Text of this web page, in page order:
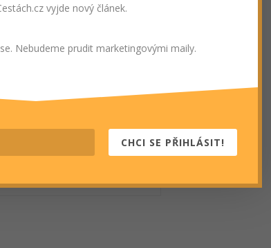
naše autory za jejich práci
zažít, vyfotit, ochutnat, spatřit
vyjde nový článek.
Nebudeme prudit marketingovými maily.
CHCI SE PŘIHLÁSIT!